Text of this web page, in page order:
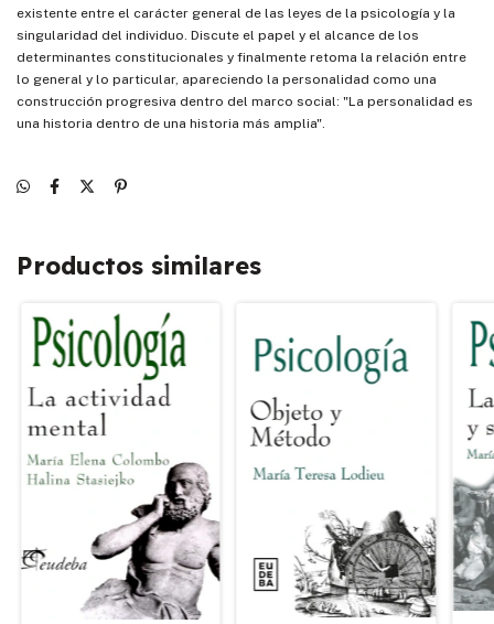
existente entre el carácter general de las leyes de la psicología y la
singularidad del individuo. Discute el papel y el alcance de los
determinantes constitucionales y finalmente retoma la relación entre
lo general y lo particular, apareciendo la personalidad como una
construcción progresiva dentro del marco social: "La personalidad es
una historia dentro de una historia más amplia".
Productos similares